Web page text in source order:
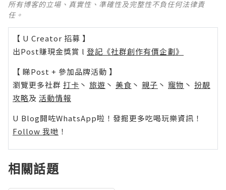
所有博客的立場、真實性、準確性及完整性不負任何法律責
任。
【 U Creator 招募 】
出Post賺現金獎賞 l 登記《社群創作有價企劃》
【 睇Post + 參加品牌活動 】
瀏覽更多社群 打卡 丶 旅遊 丶 美食 丶 親子 丶 寵物 丶 扮靚
攻略及 活動情報
U Blog開咗WhatsApp啦！發掘更多吃喝玩樂資訊！
Follow 我哋 ！
相關話題